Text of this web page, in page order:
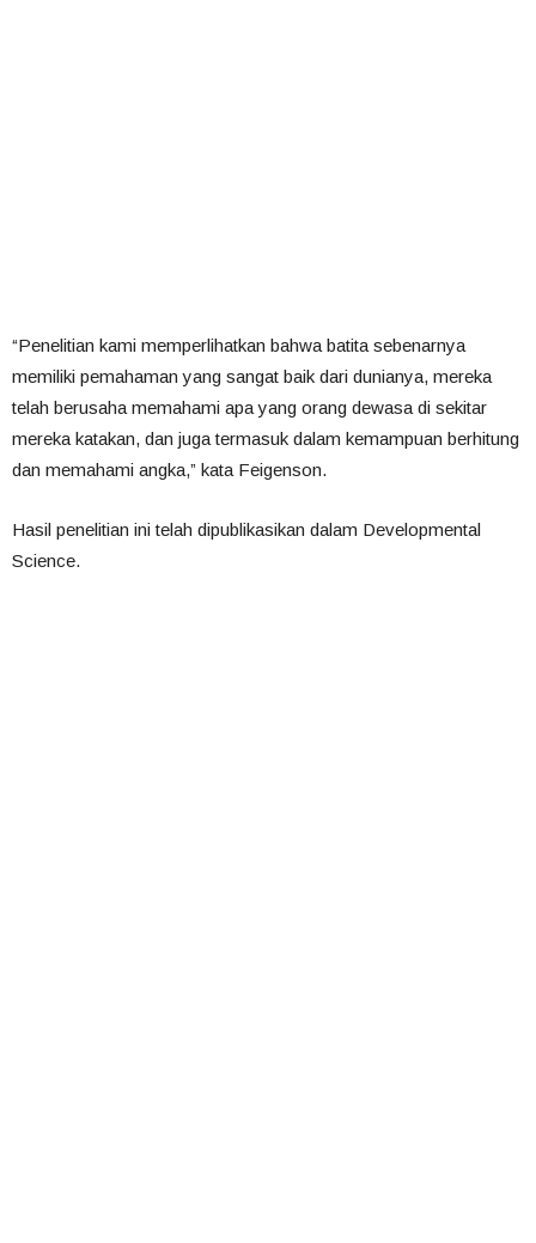
“Penelitian kami memperlihatkan bahwa batita sebenarnya
memiliki pemahaman yang sangat baik dari dunianya, mereka
telah berusaha memahami apa yang orang dewasa di sekitar
mereka katakan, dan juga termasuk dalam kemampuan berhitung
dan memahami angka,” kata Feigenson.
Hasil penelitian ini telah dipublikasikan dalam Developmental
Science.